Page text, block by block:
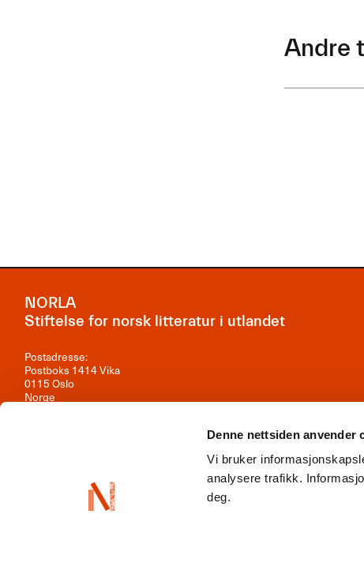
Denne nettsiden anvender
Vi bruker
analysere trafikk.
deg.
Andre
NORLA
Stiftelse for norsk litteratur i utlandet
Postadresse:
Postboks 1414 Vika
0115 Oslo
Norge
Org.nr: 981 242 297